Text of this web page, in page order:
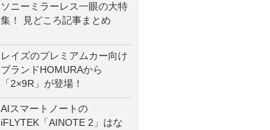
ソニーミラーレス一眼の大特
集！ 見どころ記事まとめ
レイズのプレミアムカー向け
ブランドHOMURAから
「2×9R」が登場！
AIスマートノートの
iFLYTEK「AINOTE 2」はな